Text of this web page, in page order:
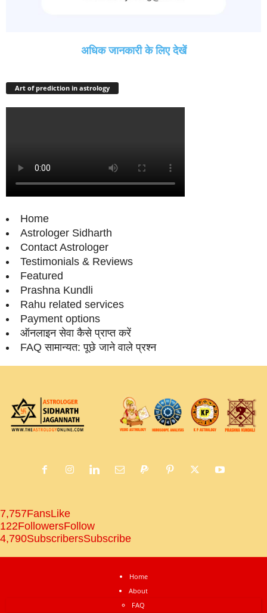
अधिक जानकारी के लिए देखें
Art of prediction in astrology
Home
Astrologer Sidharth
Contact Astrologer
Testimonials & Reviews
Featured
Prashna Kundli
Rahu related services
Payment options
ऑनलाइन सेवा कैसे प्राप्‍त करें
FAQ सामान्‍यत: पूछे जाने वाले प्रश्‍न
7,757FansLike
122FollowersFollow
4,790SubscribersSubscribe
Home
About
FAQ